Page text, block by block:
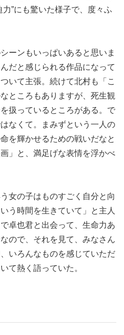
”にも驚いた様子で、度々ふ
ーンもいっぱいあると思いま
だと感じられる作品になって
いて主張。続けて北村も「こ
ところもありますが、死生観
扱っているところがある。で
なくて。まみずという一人の
を輝かせるための戦いだなと
」と、満足げな表情を浮かべ
女の子はものすごく自分と向
う時間を生きていて」と主人
卓也君と出会って、生命力あ
ので、それを見て、みなさん
いろんなものを感じていただ
て熱く語っていた。